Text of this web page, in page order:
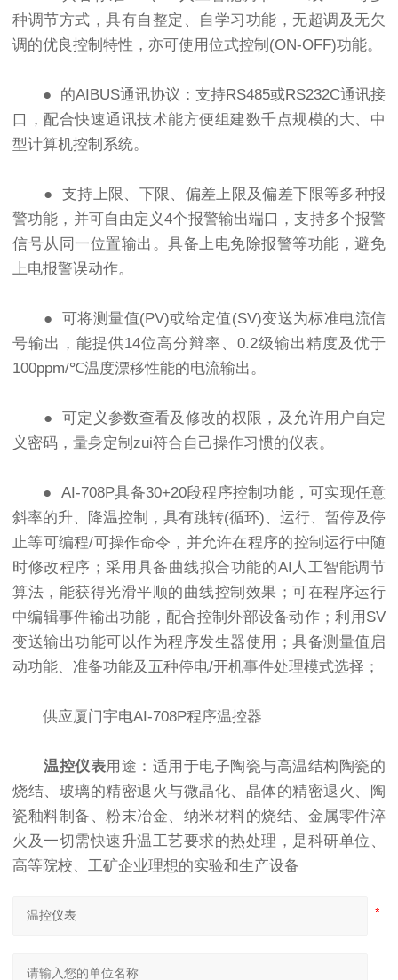
种调节方式，具有自整定、自学习功能，无超调及无欠
调的优良控制特性，亦可使用位式控制(ON-OFF)功能。
● 的AIBUS通讯协议：支持RS485或RS232C通讯接
口，配合快速通讯技术能方便组建数千点规模的大、中
型计算机控制系统。
● 支持上限、下限、偏差上限及偏差下限等多种报
警功能，并可自由定义4个报警输出端口，支持多个报警
信号从同一位置输出。具备上电免除报警等功能，避免
上电报警误动作。
● 可将测量值(PV)或给定值(SV)变送为标准电流信
号输出，能提供14位高分辩率、0.2级输出精度及优于
100ppm/℃温度漂移性能的电流输出。
● 可定义参数查看及修改的权限，及允许用户自定
义密码，量身定制zui符合自己操作习惯的仪表。
● AI-708P具备30+20段程序控制功能，可实现任意
斜率的升、降温控制，具有跳转(循环)、运行、暂停及停
止等可编程/可操作命令，并允许在程序的控制运行中随
时修改程序；采用具备曲线拟合功能的AI人工智能调节
算法，能获得光滑平顺的曲线控制效果；可在程序运行
中编辑事件输出功能，配合控制外部设备动作；利用SV
变送输出功能可以作为程序发生器使用；具备测量值启
动功能、准备功能及五种停电/开机事件处理模式选择；
供应厦门宇电AI-708P程序温控器
温控仪表用途：适用于电子陶瓷与高温结构陶瓷的
烧结、玻璃的精密退火与微晶化、晶体的精密退火、陶
瓷釉料制备、粉末冶金、纳米材料的烧结、金属零件淬
火及一切需快速升温工艺要求的热处理，是科研单位、
高等院校、工矿企业理想的实验和生产设备